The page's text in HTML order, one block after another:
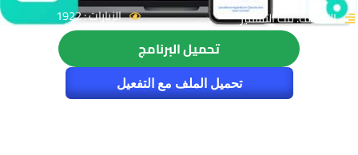
التصنيف: فك التشفير
الزيارات : 1922
تحميل البرنامج
تحميل الملف مع التفعيل